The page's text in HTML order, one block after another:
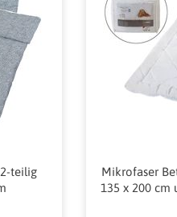
teilig
Mikrofaser
135 x 200 cm